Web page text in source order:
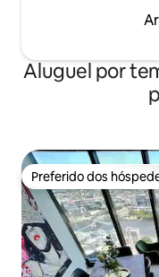
Aluguel por
Preferido dos
Preferido dos